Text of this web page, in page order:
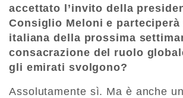
accettato l’invito della
Consiglio Meloni e parteciperà
italiana della prossima
consacrazione del ruolo
gli emirati svolgono?
Assolutamente sì. Ma è anche